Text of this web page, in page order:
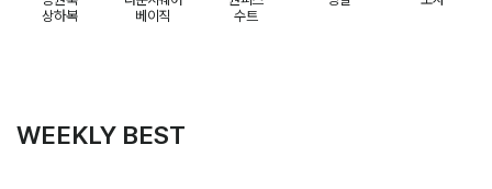
상하복
베이직
수트
WEEKLY BEST